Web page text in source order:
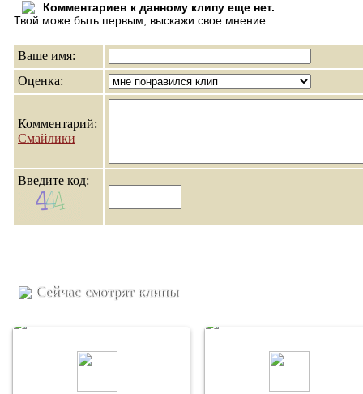
Комментариев к данному клипу еще нет.
Твой може быть первым, выскажи свое мнение.
Ваше имя:
Оценка:
Комментарий:
Смайлики
Введите код:
Сейчас смотрят клипы